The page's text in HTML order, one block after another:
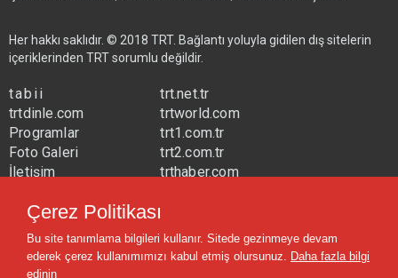
Her hakkı saklıdır. © 2018 TRT. Bağlantı yoluyla gidilen dış sitelerin
içeriklerinden TRT sorumlu değildir.
tabii
trtdinle.com
Programlar
Foto Galeri
İletişim
trt.net.tr
trtworld.com
trt1.com.tr
trt2.com.tr
trthaber.com
trtavaz.com.tr
trtmuzik.net.tr
trtcocuk.net.tr
Çerez Politikası
Bu site tanımlama bilgileri kullanır. Sitede gezinmeye devam
ederek çerez kullanımımızı kabul etmiş olursunuz. Daha fazla bilgi
edinin